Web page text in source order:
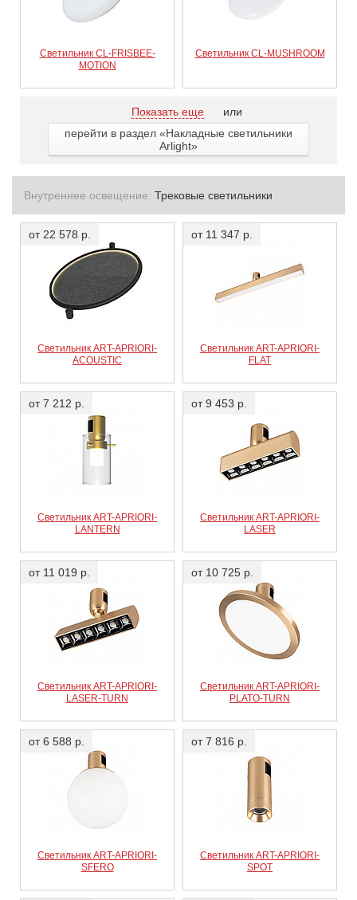
Светильник CL-FRISBEE-
MOTION
Светильник CL-MUSHROOM
Показать еще
или
перейти в раздел «Накладные светильники
Arlight»
Внутреннее освещение: Трековые светильники
от 22 578 р.
Светильник ART-APRIORI-
ACOUSTIC
от 11 347 р.
Светильник ART-APRIORI-
FLAT
от 7 212 р.
Светильник ART-APRIORI-
LANTERN
от 9 453 р.
Светильник ART-APRIORI-
LASER
от 11 019 р.
Светильник ART-APRIORI-
LASER-TURN
от 10 725 р.
Светильник ART-APRIORI-
PLATO-TURN
от 6 588 р.
Светильник ART-APRIORI-
SFERO
от 7 816 р.
Светильник ART-APRIORI-
SPOT